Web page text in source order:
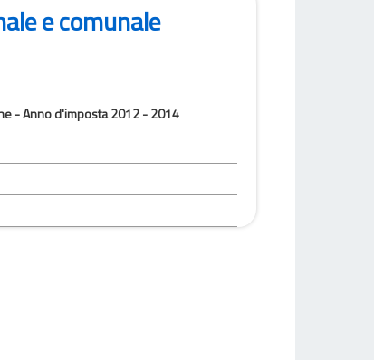
e comunale
- Anno d'imposta 2012 - 2014